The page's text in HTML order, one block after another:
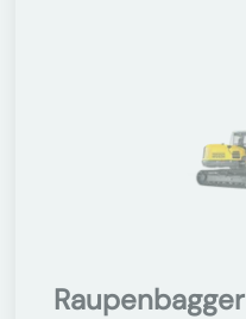
Raupenbagger